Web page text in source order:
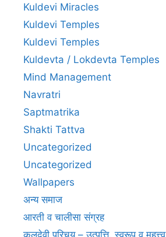
Kuldevi Miracles
Kuldevi Temples
Kuldevi Temples
Kuldevta / Lokdevta Temples
Mind Management
Navratri
Saptmatrika
Shakti Tattva
Uncategorized
Uncategorized
Wallpapers
अन्य समाज
आरती व चालीसा संग्रह
कुलदेवी परिचय – उत्पत्ति, स्वरूप व महत्त्व